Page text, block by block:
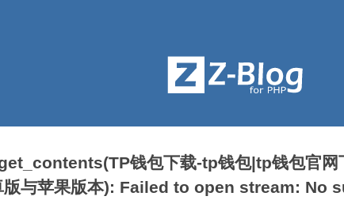
钱包下载-tp钱包|tp钱包官网
版与苹果版本): Failed to open stream: No